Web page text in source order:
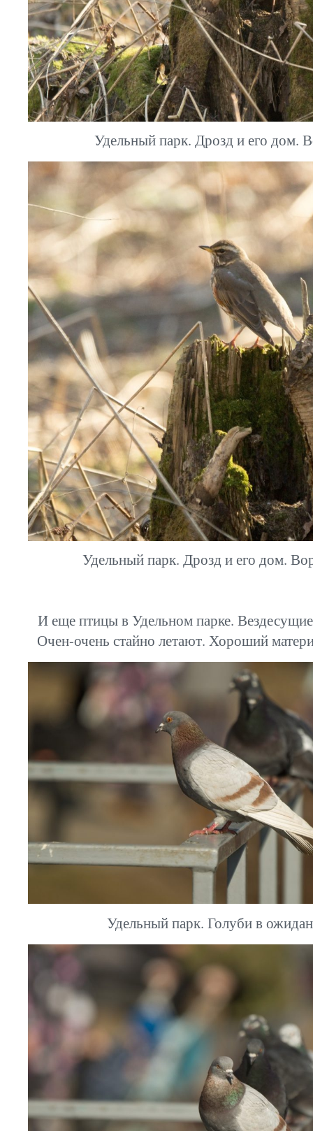
Удельный парк. Дрозд и его дом.
Удельный парк. Дрозд и его дом.
И еще птицы в Удельном парке.
Очен-очень стайно летают. Хороший
Удельный парк. Голуби в